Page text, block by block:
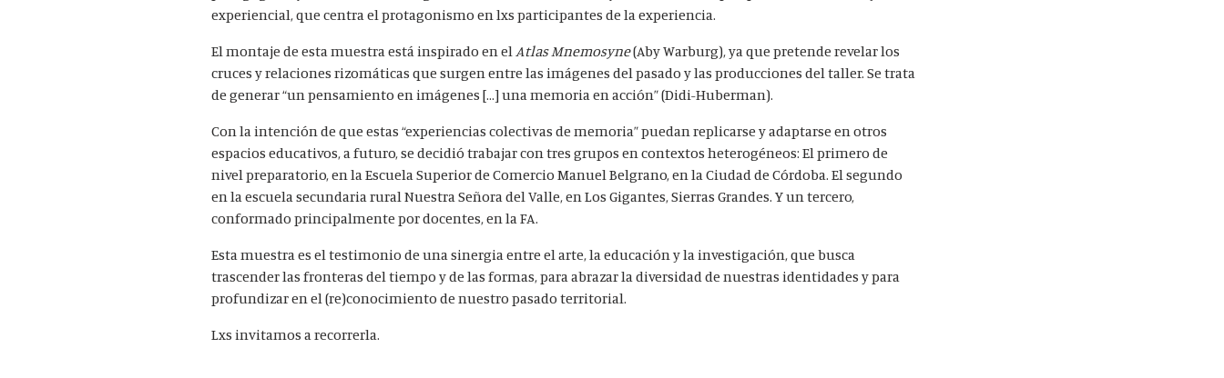
experiencial, que centra el protagonismo en lxs participantes de la experiencia.
El montaje de esta muestra está inspirado en el Atlas Mnemosyne(Aby Warburg), ya que pretende revelar los
cruces y relaciones rizomáticas que surgen entre las imágenes del pasado y las producciones del taller. Se trata
de generar “un pensamiento en imágenes […] una memoria en acción” (Didi-Huberman).
Con la intención de que estas “experiencias colectivas de memoria” puedan replicarse y adaptarse en otros
espacios educativos, a futuro, se decidió trabajar con tres grupos en contextos heterogéneos: El primero de
nivel preparatorio, en la Escuela Superior de Comercio Manuel Belgrano, en la Ciudad de Córdoba. El segundo
en la escuela secundaria rural Nuestra Señora del Valle, en Los Gigantes, Sierras Grandes. Y un tercero,
conformado principalmente por docentes, en la FA.
Esta muestra es el testimonio de una sinergia entre el arte, la educación y la investigación, que busca
trascender las fronteras del tiempo y de las formas, para abrazar la diversidad de nuestras identidades y para
profundizar en el (re)conocimiento de nuestro pasado territorial.
Lxs invitamos a recorrerla.